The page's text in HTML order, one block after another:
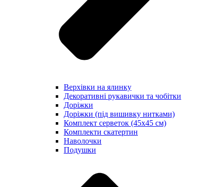
Верхівки на ялинку
Декоративні рукавички та чобітки
Доріжки
Доріжки (під вишивку нитками)
Комплект серветок (45х45 см)
Комплекти скатертин
Наволочки
Подушки